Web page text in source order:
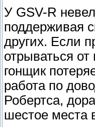
У GSV-R
поддерживая
других. Если
отрываться
гонщик
работа по
Робертса,
шестое места